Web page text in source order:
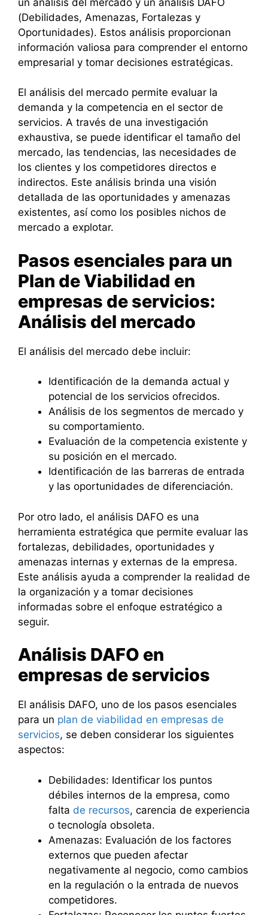
(Debilidades, Amenazas, Fortalezas y
Oportunidades). Estos análisis proporcionan
información valiosa para comprender el entorno
empresarial y tomar decisiones estratégicas.
El análisis del mercado permite evaluar la
demanda y la competencia en el sector de
servicios. A través de una investigación
exhaustiva, se puede identificar el tamaño del
mercado, las tendencias, las necesidades de
los clientes y los competidores directos e
indirectos. Este análisis brinda una visión
detallada de las oportunidades y amenazas
existentes, así como los posibles nichos de
mercado a explotar.
Pasos esenciales para un
Plan de Viabilidad en
empresas de servicios:
Análisis del mercado
El análisis del mercado debe incluir:
Identificación de la demanda actual y
potencial de los servicios ofrecidos.
Análisis de los segmentos de mercado y
su comportamiento.
Evaluación de la competencia existente y
su posición en el mercado.
Identificación de las barreras de entrada
y las oportunidades de diferenciación.
Por otro lado, el análisis DAFO es una
herramienta estratégica que permite evaluar las
fortalezas, debilidades, oportunidades y
amenazas internas y externas de la empresa.
Este análisis ayuda a comprender la realidad de
la organización y a tomar decisiones
informadas sobre el enfoque estratégico a
seguir.
Análisis DAFO en
empresas de servicios
El análisis DAFO, uno de los pasos esenciales
para un plan de viabilidad en empresas de
servicios, se deben considerar los siguientes
aspectos:
Debilidades: Identificar los puntos
débiles internos de la empresa, como
falta de recursos, carencia de experiencia
o tecnología obsoleta.
Amenazas: Evaluación de los factores
externos que pueden afectar
negativamente al negocio, como cambios
en la regulación o la entrada de nuevos
competidores.